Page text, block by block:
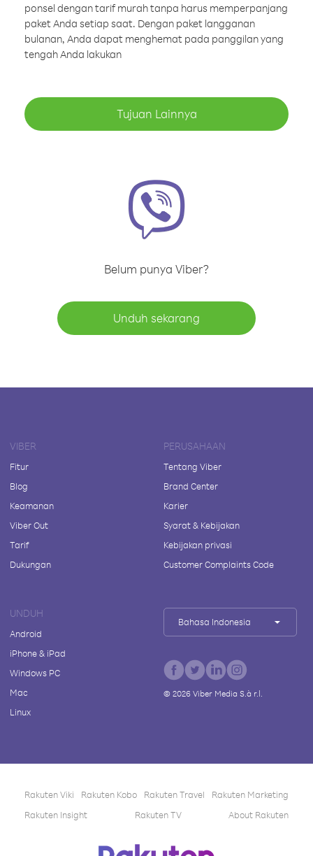
ponsel dengan tarif murah tanpa harus memperpanjang
paket Anda setiap saat. Dengan paket langganan
bulanan, Anda dapat menghemat pada panggilan yang
tengah Anda lakukan
Tujuan Lainnya
Belum punya Viber?
Unduh sekarang
VIBER
Fitur
Blog
Keamanan
Viber Out
Tarif
Dukungan
PERUSAHAAN
Tentang Viber
Brand Center
Karier
Syarat & Kebijakan
Kebijakan privasi
Customer Complaints Code
UNDUH
Android
iPhone & iPad
Windows PC
Mac
Linux
Bahasa Indonesia
© 2026Viber Media S.à r.l.
Rakuten Viki Rakuten Kobo Rakuten Travel
Rakuten Marketing
Rakuten Insight
Rakuten TV About Rakuten